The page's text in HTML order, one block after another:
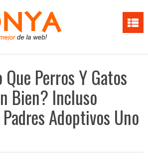
Perros Y Gatos
Bien? Incluso
Adoptivos Uno